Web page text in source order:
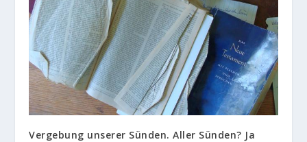
Vergebung unserer Sünden. Aller Sünden? Ja